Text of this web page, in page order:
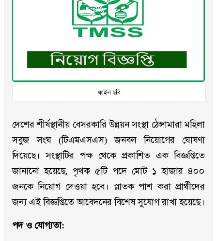
ফাইল ছবি
দেশের শীর্ষস্থানীয় বেসরকারি উন্নয়ন সংস্থা ঠেঙ্গামারা মহিলা
সবুজ সংঘ (টিএমএসএস) জনবল নিয়োগের ঘোষণা
দিয়েছে। সংস্থাটির পক্ষ থেকে প্রকাশিত এক বিজ্ঞপ্তিতে
জানানো হয়েছে, পৃথক ৫টি পদে মোট ১ হাজার ৪০০
জনকে নিয়োগ দেওয়া হবে। স্নাতক পাশ করা প্রার্থীদের
জন্য এই বিজ্ঞপ্তিতে আবেদনের বিশেষ সুযোগ রাখা হয়েছে।
পদ ও যোগ্যতা: